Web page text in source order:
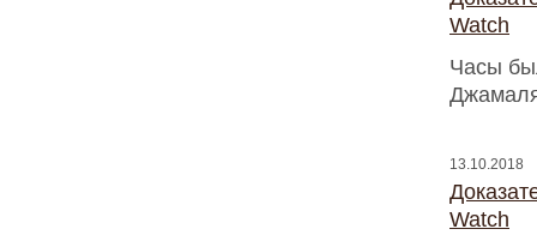
Watch
Часы
13.10.2018
Watch